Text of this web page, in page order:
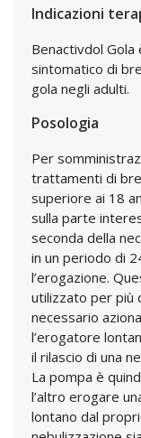
Indicazioni
Benactivdol
sintomatico di
gola negli adulti.
Posologia
Per
trattamenti di
superiore ai 18
sulla parte
seconda della
in un periodo di
l’erogazione.
utilizzato per più
necessario
l’erogatore
il rilascio di una
La pompa è
l’altro erogare
lontano dal